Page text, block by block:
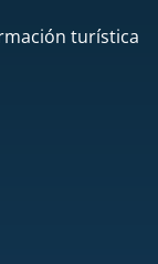
turística